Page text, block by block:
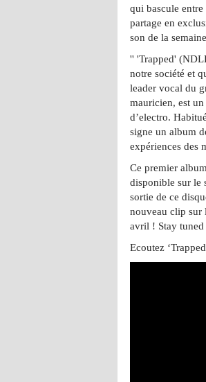
qui bascule
partage en
son de la
'' 'Trapped'
notre société et
leader vocal du
mauricien, est
d’electro.
signe un album
expériences des
Ce premier
disponible sur le
sortie de ce
nouveau clip sur
avril ! Stay
Ecoutez